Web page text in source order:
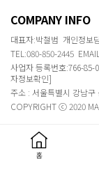
COMPANY INFO
대표자:박철범 개인정보
TEL:080-850-2445
사업자 등록번호:766-85-
자정보확인]
주소 : 서울특별시 강남구
COPYRIGHT ⓒ 2020
홈